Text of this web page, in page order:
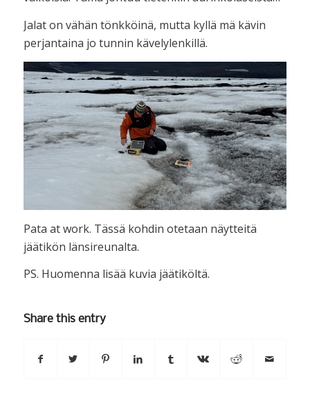
Jalat on vähän tönkköinä, mutta kyllä mä kävin
perjantaina jo tunnin kävelylenkillä.
Pata at work. Tässä kohdin otetaan näytteitä
jäätikön länsireunalta.
PS. Huomenna lisää kuvia jäätiköltä.
Share this entry